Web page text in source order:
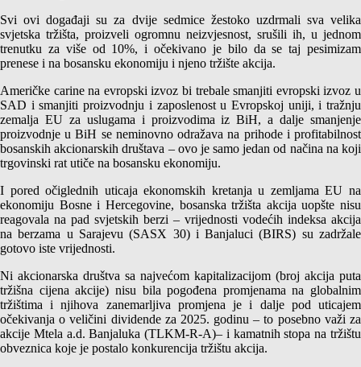
Svi ovi događaji su za dvije sedmice žestoko uzdrmali sva velika
svjetska tržišta, proizveli ogromnu neizvjesnost, srušili ih, u jednom
trenutku za više od 10%, i očekivano je bilo da se taj pesimizam
prenese i na bosansku ekonomiju i njeno tržište akcija.
Američke carine na evropski izvoz bi trebale smanjiti evropski izvoz u
SAD i smanjiti proizvodnju i zaposlenost u Evropskoj uniji, i tražnju
zemalja EU za uslugama i proizvodima iz BiH, a dalje smanjenje
proizvodnje u BiH se neminovno odražava na prihode i profitabilnost
bosanskih akcionarskih društava – ovo je samo jedan od načina na koji
trgovinski rat utiče na bosansku ekonomiju.
I pored očiglednih uticaja ekonomskih kretanja u zemljama EU na
ekonomiju Bosne i Hercegovine, bosanska tržišta akcija uopšte nisu
reagovala na pad svjetskih berzi – vrijednosti vodećih indeksa akcija
na berzama u Sarajevu (SASX 30) i Banjaluci (BIRS) su zadržale
gotovo iste vrijednosti.
Ni akcionarska društva sa najvećom kapitalizacijom (broj akcija puta
tržišna cijena akcije) nisu bila pogođena promjenama na globalnim
tržištima i njihova zanemarljiva promjena je i dalje pod uticajem
očekivanja o veličini dividende za 2025. godinu – to posebno važi za
akcije Mtela a.d. Banjaluka (TLKM-R-A)– i kamatnih stopa na tržištu
obveznica koje je postalo konkurencija tržištu akcija.